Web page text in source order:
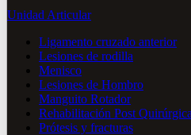
Unidad Articular
Ligamento cruzado anterior
Lesiones de rodilla
Menisco
Lesiones de Hombro
Manguito Rotador
Rehabilitación Post Quirúrgica
Prótesis y fracturas